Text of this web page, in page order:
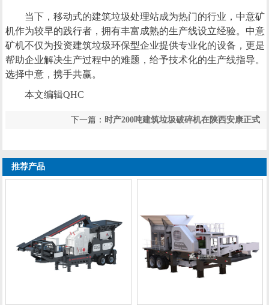
当下，移动式的建筑垃圾处理站成为热门的行业，中意矿
机作为较早的践行者，拥有丰富成熟的生产线设立经验。中意
矿机不仅为投资建筑垃圾环保型企业提供专业化的设备，更是
帮助企业解决生产过程中的难题，给予技术化的生产线指导。
选择中意，携手共赢。
本文编辑QHC
下一篇： 时产200吨建筑垃圾破碎机在陕西安康正式
个厂家好
推荐产品